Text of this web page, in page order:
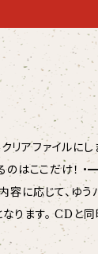
アファイルにし
だけ！ •━━━|送
同時購入の
イル等）のご注